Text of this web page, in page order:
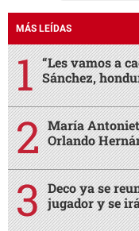
MÁS LEÍDAS
“Les vamos a
Sánchez,
María
Orlando
Deco ya se
jugador y se